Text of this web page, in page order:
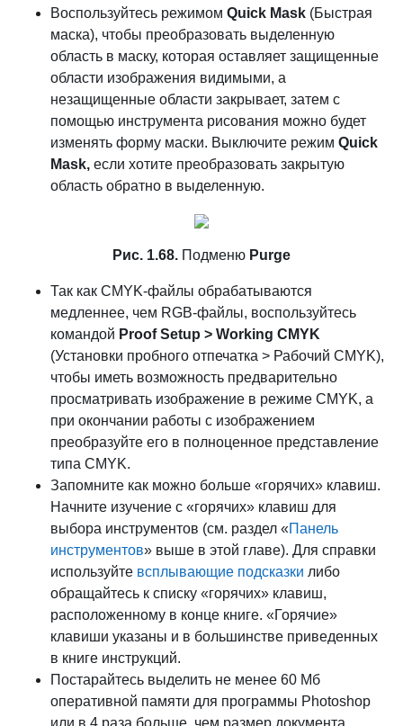
Воспользуйтесь режимом Quick Mask (Быстрая
маска), чтобы преобразовать выделенную
область в маску, которая оставляет защищенные
области изображения видимыми, а
незащищенные области закрывает, затем с
помощью инструмента рисования можно будет
изменять форму маски. Выключите режим Quick
Mask, если хотите преобразовать закрытую
область обратно в выделенную.
Рис. 1.68. Подменю Purge
Так как CMYK-файлы обрабатываются
медленнее, чем RGB-файлы, воспользуйтесь
командой Proof Setup > Working CMYK
(Установки пробного отпечатка > Рабочий CMYK),
чтобы иметь возможность предварительно
просматривать изображение в режиме CMYK, а
при окончании работы с изображением
преобразуйте его в полноценное представление
типа CMYK.
Запомните как можно больше «горячих» клавиш.
Начните изучение с «горячих» клавиш для
выбора инструментов (см. раздел «Панель
инструментов» выше в этой главе). Для справки
используйте всплывающие подсказки либо
обращайтесь к списку «горячих» клавиш,
расположенному в конце книге. «Горячие»
клавиши указаны и в большинстве приведенных
в книге инструкций.
Постарайтесь выделить не менее 60 Мб
оперативной памяти для программы Photoshop
или в 4 раза больше, чем размер документа.